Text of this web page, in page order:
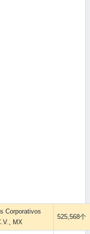
Corporativos
MX
525,568个